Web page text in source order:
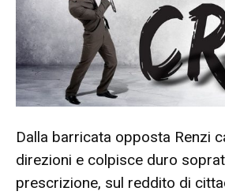
Dalla barricata opposta Renzi
direzioni e colpisce duro
prescrizione, sul reddito di